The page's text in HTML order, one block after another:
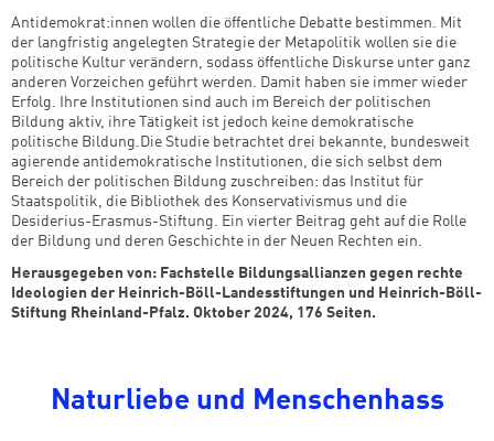
Antidemokrat:innen wollen die öffentliche Debatte bestimmen. Mit
der langfristig angelegten Strategie der Metapolitik wollen sie die
politische Kultur verändern, sodass öffentliche Diskurse unter ganz
anderen Vorzeichen geführt werden. Damit haben sie immer wieder
Erfolg. Ihre Institutionen sind auch im Bereich der politischen
Bildung aktiv, ihre Tätigkeit ist jedoch keine demokratische
politische Bildung.Die Studie betrachtet drei bekannte, bundesweit
agierende antidemokratische Institutionen, die sich selbst dem
Bereich der politischen Bildung zuschreiben: das Institut für
Staatspolitik, die Bibliothek des Konservativismus und die
Desiderius-Erasmus-Stiftung. Ein vierter Beitrag geht auf die Rolle
der Bildung und deren Geschichte in der Neuen Rechten ein.
Herausgegeben von: Fachstelle Bildungsallianzen gegen rechte
Ideologien der Heinrich-Böll-Landesstiftungen und Heinrich-Böll-
Stiftung Rheinland-Pfalz. Oktober 2024, 176 Seiten.
Naturliebe und Menschenhass